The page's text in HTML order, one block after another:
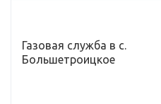
Газовая служба в с.
Большетроицкое